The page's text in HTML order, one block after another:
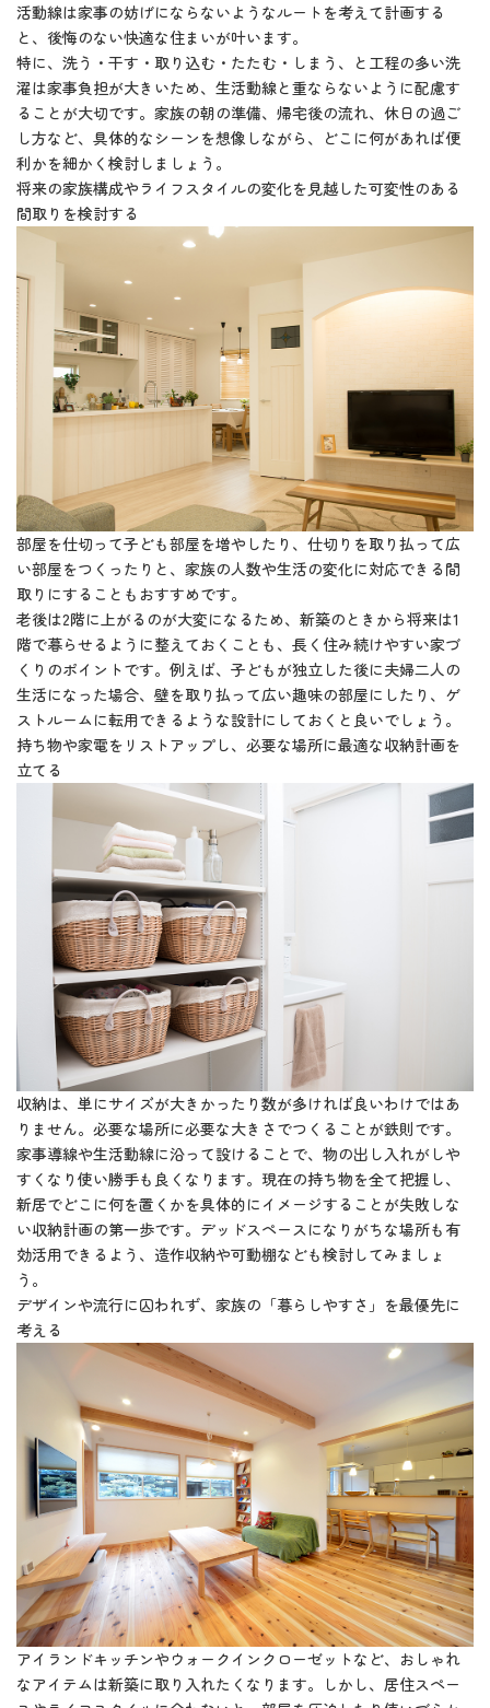
活動線は家事の妨げにならないようなルートを考えて計画する
と、後悔のない快適な住まいが叶います。
特に、洗う・干す・取り込む・たたむ・しまう、と工程の多い洗
濯は家事負担が大きいため、生活動線と重ならないように配慮す
ることが大切です。家族の朝の準備、帰宅後の流れ、休日の過ご
し方など、具体的なシーンを想像しながら、どこに何があれば便
利かを細かく検討しましょう。
将来の家族構成やライフスタイルの変化を見越した可変性のある
間取りを検討する
部屋を仕切って子ども部屋を増やしたり、仕切りを取り払って広
い部屋をつくったりと、家族の人数や生活の変化に対応できる間
取りにすることもおすすめです。
老後は2階に上がるのが大変になるため、新築のときから将来は1
階で暮らせるように整えておくことも、長く住み続けやすい家づ
くりのポイントです。例えば、子どもが独立した後に夫婦二人の
生活になった場合、壁を取り払って広い趣味の部屋にしたり、ゲ
ストルームに転用できるような設計にしておくと良いでしょう。
持ち物や家電をリストアップし、必要な場所に最適な収納計画を
立てる
収納は、単にサイズが大きかったり数が多ければ良いわけではあ
りません。必要な場所に必要な大きさでつくることが鉄則です。
家事導線や生活動線に沿って設けることで、物の出し入れがしや
すくなり使い勝手も良くなります。現在の持ち物を全て把握し、
新居でどこに何を置くかを具体的にイメージすることが失敗しな
い収納計画の第一歩です。デッドスペースになりがちな場所も有
効活用できるよう、造作収納や可動棚なども検討してみましょ
う。
デザインや流行に囚われず、家族の「暮らしやすさ」を最優先に
考える
アイランドキッチンやウォークインクローゼットなど、おしゃれ
なアイテムは新築に取り入れたくなります。しかし、居住スペー